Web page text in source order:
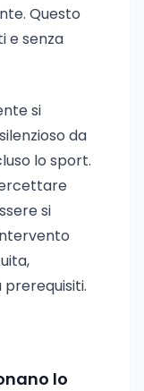
Questo
e senza
si
da
lo sport.
si
lo